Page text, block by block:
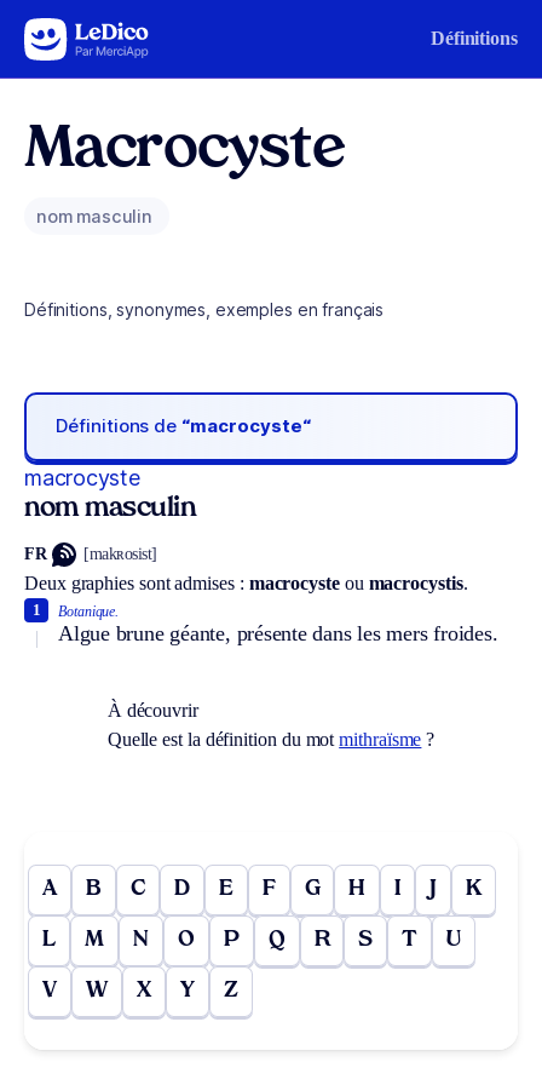
Aller au contenu Définitions
Macrocyste
nom masculin
Définitions, synonymes, exemples en français
Définitions de “macrocyste“
macrocyste
nom masculin
FR [makʀosist]
Deux graphies sont admises : macrocysteou macrocystis.
Botanique.
Algue brune géante, présente dans les mers froides.
1
À découvrir
Quelle est la définition du motmithraïsme ?
A B C D E F G H I J K
L M N O P Q R S T U
V W X Y Z